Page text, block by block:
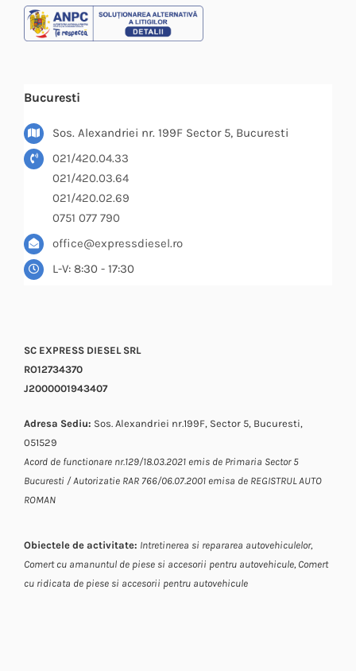
Bucuresti
Sos. Alexandriei nr. 199F Sector 5, Bucuresti
021/420.04.33
021/420.03.64
021/420.02.69
0751 077 790
office@expressdiesel.ro
L-V: 8:30 - 17:30
SC EXPRESS DIESEL SRL
RO12734370
J2000001943407
Adresa Sediu: Sos. Alexandriei nr.199F, Sector 5, Bucuresti,
051529
Acord de functionare nr.129/18.03.2021 emis de Primaria Sector 5
Bucuresti / Autorizatie RAR 766/06.07.2001 emisa de REGISTRUL AUTO
ROMAN
Obiectele de activitate: Intretinerea si repararea autovehiculelor,
Comert cu amanuntul de piese si accesorii pentru autovehicule, Comert
cu ridicata de piese si accesorii pentru autovehicule